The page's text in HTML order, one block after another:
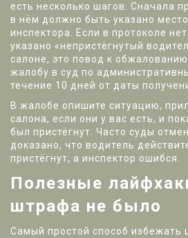
есть несколько шагов. Сначала
в нём должно быть указано
инспектора. Если в протоколе
указано «непристёгнутый
салоне, это повод к
жалобу в суд по
течение 10 дней от даты
В жалобе опишите ситуацию,
салона, если они у вас есть, и
был пристёгнут. Часто суды
доказано, что водитель
пристёгнут, а инспектор ошибся.
Полезные
штрафа не было
Самый простой способ избежать